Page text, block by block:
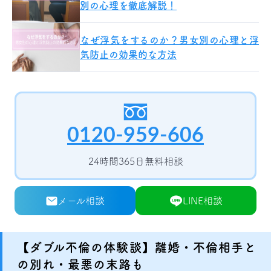
別の心理を徹底解説！
なぜ浮気をするのか？男女別の心理と浮
気防止の効果的な方法
0120-959-606
24時間365日無料相談
メール相談 LINE相談
【ダブル不倫の体験談】離婚・不倫相手と
の別れ・最悪の末路も